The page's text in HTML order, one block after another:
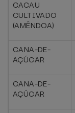
CACAU
CULTIVADO
(AMÊNDOA)
CANA-DE-
AÇÚCAR
CANA-DE-
AÇÚCAR